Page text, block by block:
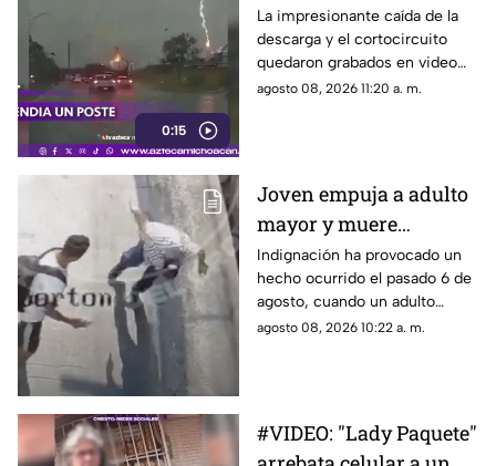
0:15
hace explotar poste.
La impresionante caída de la
descarga y el cortocircuito
quedaron grabados en video
durante la tormenta.
agosto 08, 2026 11:20 a. m.
Joven empuja a adulto
mayor y muere
atropellado por tráiler
Indignación ha provocado un
hecho ocurrido el pasado 6 de
agosto, cuando un adulto
mayor murió atropellado por
Monterrey.
agosto 08, 2026 10:22 a. m.
#VIDEO: "Lady Paquete"